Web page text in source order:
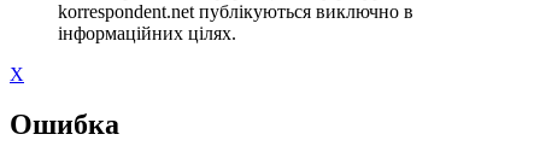
korrespondent.net публікуються виключно в
інформаційних цілях.
X
Ошибка